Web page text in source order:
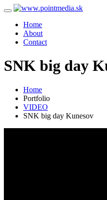
Home
About
Contact
SNK big day
Home
Portfolio
VIDEO
SNK big day Kunesov